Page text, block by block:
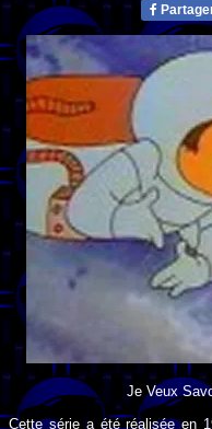
Je Veux
Cette série a été réalisée en